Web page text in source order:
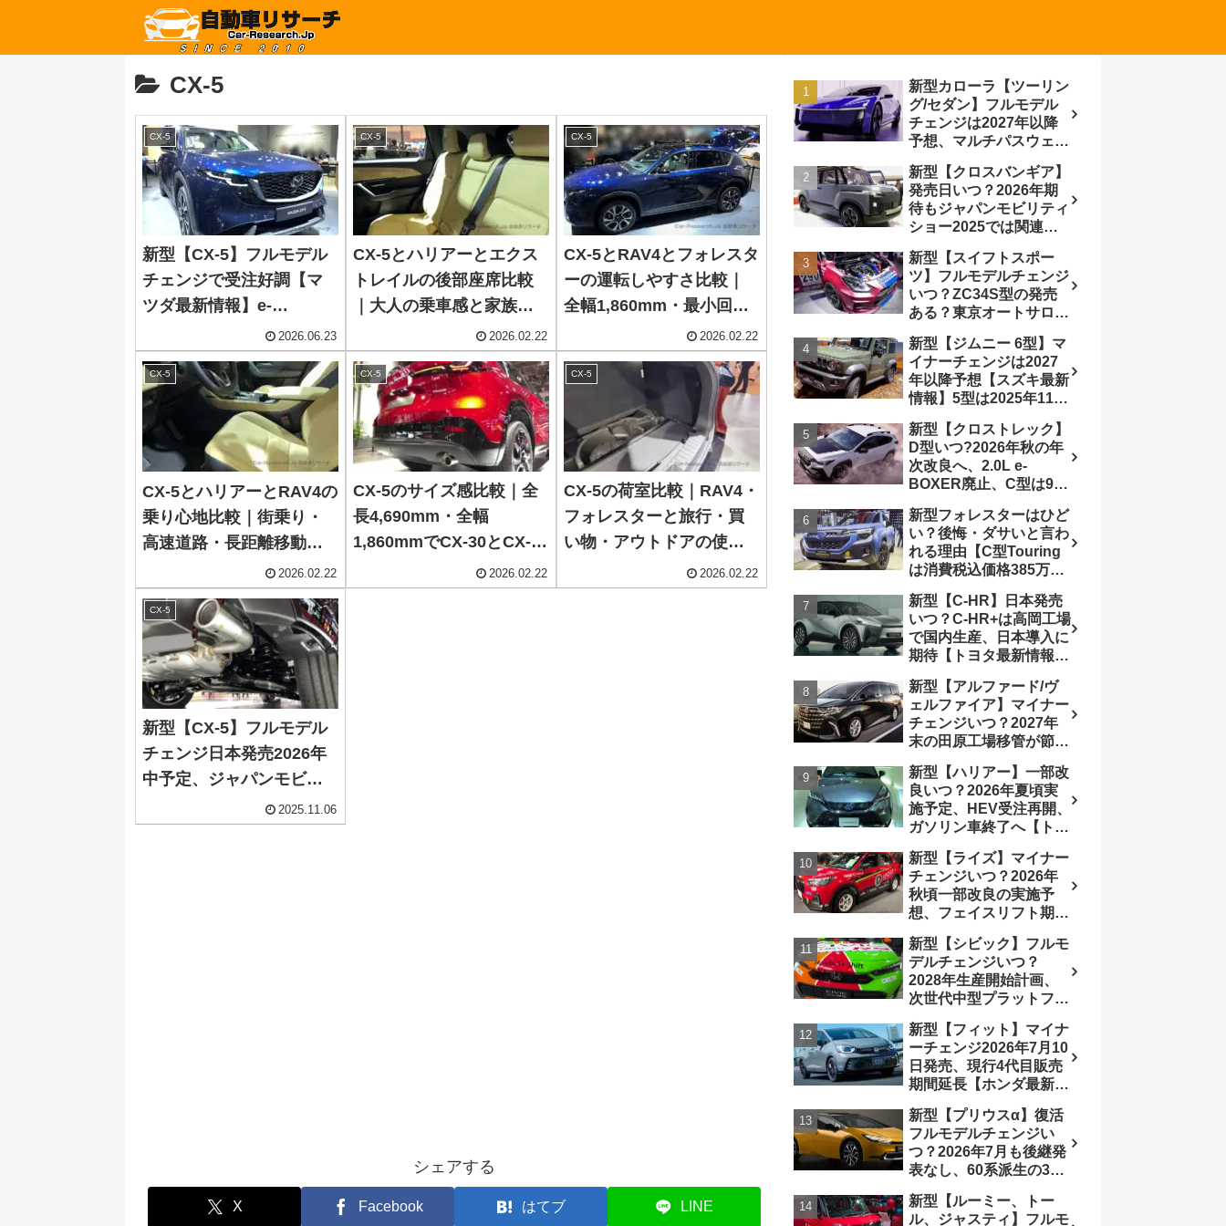
CX-5
CX-5
新型【CX-5】フルモデル
チェンジで受注好調【マ
ツダ最新情報】e-
SKYACTIV G 2.5 Mハイブ
リッド/6AT搭載、マツダ
製2.5L SKYACTIV-Z ハイ
ブリッド搭載車は2027年
予想
2026.06.23
CX-5
CX-5とハリアーとエクス
トレイルの後部座席比較
｜大人の乗車感と家族利
用で後悔しない選び方2026.02.22
CX-5
CX-5とRAV4とフォレスタ
ーの運転しやすさ比較｜
全幅1,860mm・最小回転
半径5.6mの見切りと駐車
感覚
2026.02.22
CX-5
CX-5とハリアーとRAV4の
乗り心地比較｜街乗り・
高速道路・長距離移動で
2026.02.22
CX-5
CX-5のサイズ感比較｜全
長4,690mm・全幅
1,860mmでCX-30とCX-60
2026.02.22
CX-5
CX-5の荷室比較｜RAV4・
フォレスターと旅行・買
い物・アウトドアの使い
2026.02.22
CX-5
新型【CX-5】フルモデル
チェンジ日本発売2026年
中予定、ジャパンモビリ
ティショー2025で左ハン
ドル欧州仕様開発車両出
2025.11.06
シェアする
X Facebook はてブ LINE
新型カローラ【ツーリン
グ/セダン】フルモデル
チェンジは2027年以降
予想、マルチパスウェイ
BEVからの派生で新開発
小型エンジン搭載の
HEV/PHEV、ギガキャ
ストの採用は無しか【ト
ヨタ最新情報】60周年記
念車発売
新型【クロスバンギア】
発売日いつ？2026年期
待もジャパンモビリティ
ショー2025では関連モ
最新情報】ベース車ノ
ア/ヴォクシーの台湾生
産開始に注目、「ギア」
のほか「コア」と「ツー
ル」、デリカD:5対抗の
クロスオーバーSUVミニ
バン
新型【スイフトスポー
ツ】フルモデルチェンジ
いつ？ZC34S型の発売
ある？東京オートサロン
エロー レヴはスイスポ
コンセプトか？ハイブリ
ッド化/重量増/価格アッ
プが争点【スズキ最新情
報】特別仕様車
「ZC33S Final
Edition」終了
新型【ジムニー 6型】マ
イナーチェンジは2027
年以降予想【スズキ最新
情報】5型は2025年11月
ACC・スズキコネクト
採用
新型【クロストレック】
D型いつ?2026年秋の年
次改良へ、2.0L e-
BOXER廃止、C型は9月
ーボ採用予想【スバル最
新情報】
新型フォレスターはひど
い？後悔・ダサいと言わ
れる理由【C型Touring
は消費税込価格385万円
19.1km/L、納期4～5か
月】ナビUI・冬用タイ
ヤ・ウィルダネス日本発
売は？カーオブザイヤー
とJNCAP大賞受賞後も
残る注意点
新型【C-HR】日本発売
いつ？C-HR+は高岡工場
で国内生産、日本導入に
期待【トヨタ最新情報】
売、2代目HEV・PHEV
は日本未導入
新型【アルファード/ヴ
ェルファイア】マイナー
チェンジいつ？2027年
末の田原工場移管が節目
のフェイスリフト予想
【トヨタ最新情報】
2026年6月一部改良済
み、消費税込価格559万
9000円から
新型【ハリアー】一部改
良いつ？2026年夏頃実
施予定、HEV受注再開、
ガソリン車終了へ【トヨ
チェンジ2027年以降予
想
新型【ライズ】マイナー
チェンジいつ？2026年
秋頃一部改良の実施予
想、フェイスリフト期
2～3ヵ月に短縮【ダイハ
ツ最新情報】前回改良は
2024年11月5日、価格
180.07～244.2万円、値
上げ約8～10万円、法規
対応、ハイブリッド
4WD追加まだ、フルモ
デルチェンジはトヨタが
介入か
新型【シビック】フルモ
デルチェンジいつ？
2028年生産開始計画、
次世代中型プラットフォ
搭載予想【ホンダ最新情
報】Honda S+ Shiftは現
行e:HEV RS 消費税込
4,659,600円で先行導入
新型【フィット】マイナ
ーチェンジ2026年7月10
日発売、現行4代目販売
期間延長【ホンダ最新情
いつ？フルモデルチェン
ジは2029年頃まで遅れ
る予想
新型【プリウスα】復活
フルモデルチェンジい
つ？2026年7月も後継発
表なし、60系派生の3列
発売される可能性は【ト
新型【ルーミー、トー
ル、ジャスティ】フルモ